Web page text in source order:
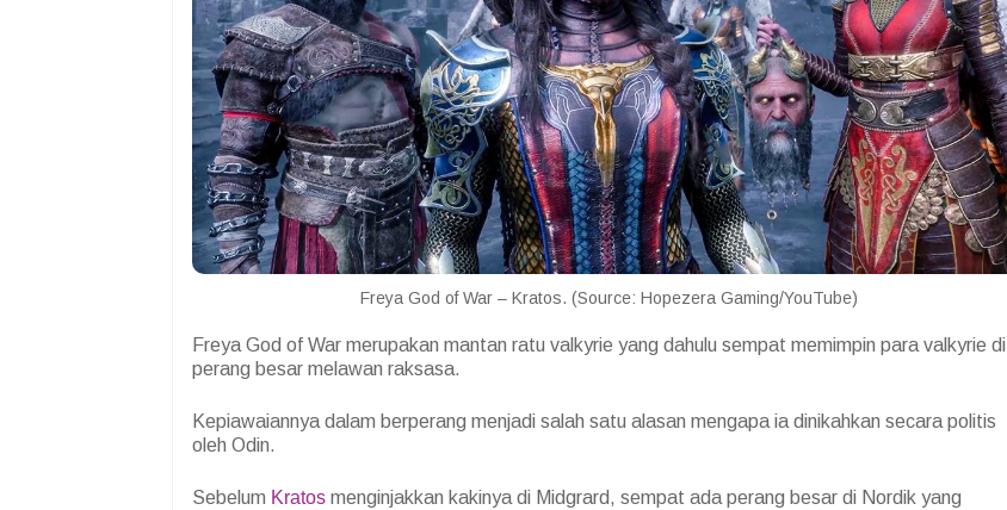
Freya God of War – Kratos. (Source: Hopezera Gaming/YouTube)
Freya God of War merupakan mantan ratu valkyrie yang dahulu sempat memimpin para valkyrie di
perang besar melawan raksasa.
Kepiawaiannya dalam berperang menjadi salah satu alasan mengapa ia dinikahkan secara politis
oleh Odin.
Sebelum Kratos menginjakkan kakinya di Midgrard, sempat ada perang besar di Nordik yang